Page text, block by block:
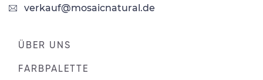
verkauf@mosaicnatural.de
ÜBER UNS
FARBPALETTE